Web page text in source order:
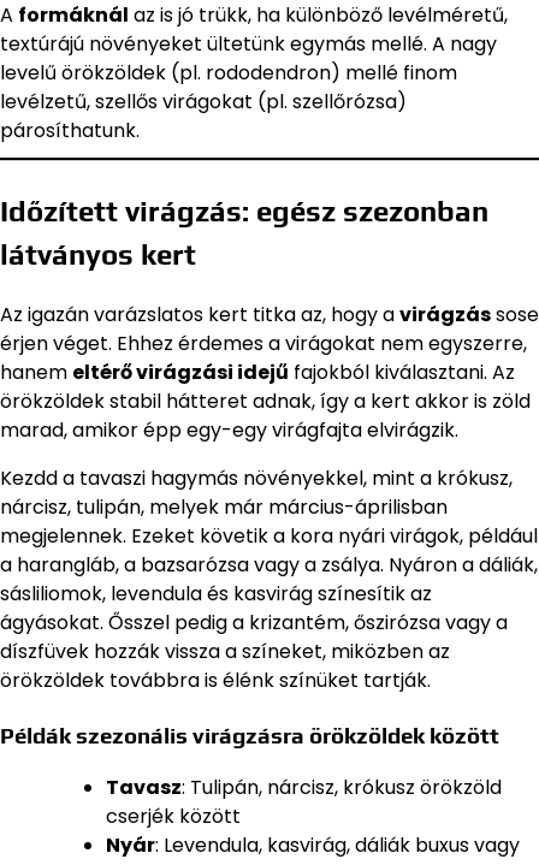
A formáknál az is jó trükk, ha különböző levélméretű,
textúrájú növényeket ültetünk egymás mellé. A nagy
levelű örökzöldek (pl. rododendron) mellé finom
levélzetű, szellős virágokat (pl. szellőrózsa)
párosíthatunk.
Időzített virágzás: egész szezonban
látványos kert
Az igazán varázslatos kert titka az, hogy avirágzássose
érjen véget. Ehhez érdemes a virágokat nem egyszerre,
hanem eltérő virágzási idejű fajokból kiválasztani. Az
örökzöldek stabil hátteret adnak, így a kert akkor is zöld
marad, amikor épp egy-egy virágfajta elvirágzik.
Kezdd a tavaszi hagymás növényekkel, mint a krókusz,
nárcisz, tulipán, melyek már március-áprilisban
megjelennek. Ezeket követik a kora nyári virágok, például
a harangláb, a bazsarózsa vagy a zsálya. Nyáron a dáliák,
sásliliomok, levendula és kasvirág színesítik az
ágyásokat. Ősszel pedig a krizantém, őszirózsa vagy a
díszfüvek hozzák vissza a színeket, miközben az
örökzöldek továbbra is élénk színüket tartják.
Példák szezonális virágzásra örökzöldek között
Tavasz: Tulipán, nárcisz, krókusz örökzöld
cserjék között
Nyár: Levendula, kasvirág, dáliák buxus vagy